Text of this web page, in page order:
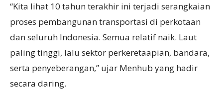
“Kita lihat 10 tahun terakhir ini terjadi serangkaian
proses pembangunan transportasi di perkotaan
dan seluruh Indonesia. Semua relatif naik. Laut
paling tinggi, lalu sektor perkeretaapian, bandara,
serta penyeberangan,” ujar Menhub yang hadir
secara daring.